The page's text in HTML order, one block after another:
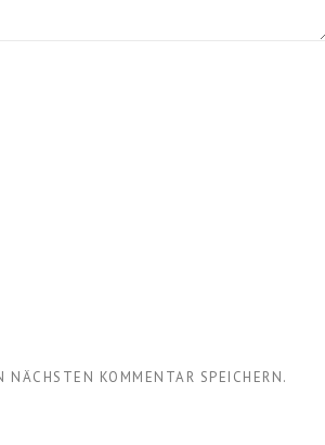
KOMMENTAR SPEICHERN.